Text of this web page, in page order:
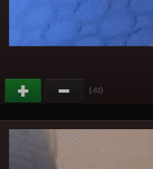
(-61)